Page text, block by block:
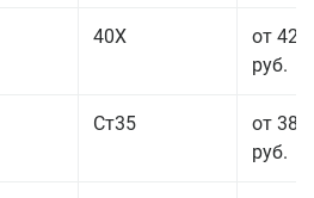
40Х
от 42
руб.
Ст35
от 38
руб.